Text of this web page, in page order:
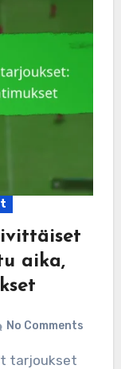
aika,
No Comments